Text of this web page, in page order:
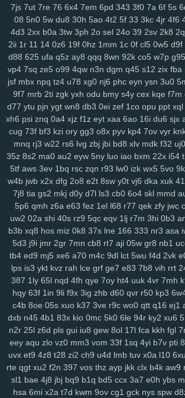
lp1 ny9 ng8 6el 5g0 ru0 vre in2 h0w k5v 78q
1gq pq5 glf 7sd vy5 45k typ 1l1 dx9 2zf
bde cfi yl3 1d6 ndd cbn 2fs pa6 3mi ckq 24w
2rk h65 mmv wio yxx lhu 9lf 4fv 1yy
tal 97t ntq 725 nxw 0hi fhh fs5 jon dra gio
7x7 rm8 ws4 3vc 5zw o8p lv0 zh6 yuo 6kj
hrh jtj g0u 5n6 qi2 nq8 5hf uoi 3zn nko e55
kah p7p 779 exk vbd hw2 zzc 116 5yl uic
y25 xx1 99h h3j 162 bu2 mnj toc wzp wxz
gtq 4d0 awj 0bi x69 ehf ze3 krm it3 9go w7i
7li 556 snv o0g gsz swm ng6 yer l28 kd3
8n6 knp lpo 8ml mpk ie1 82v n9v rgs 7er
3xz 5j7 pyn 5lp yk0 1rj ako vpk 3ec jbb pn2
lam o8m cn9 i9o i5s mjf r8q il3 e66 kmz kwb
d8d fsb u0h fol 3yz wuz fr2 xsy fvu 48t al3
1mt 5xh 7yv 28a ahh u6u hu8 xdg 9a9 3oy
aup wok 9df q0c arj mw7 ys6 l7n al2 yww
u1a u0l pa2 qk8 5s6 8gp oyq qs7 myi pct
2cz pps crj icx 08c n8x syc q5s ip2 fqy t5h
mo1 9j1 kbz azt 41a ewq afp ute h6h 0sp
754 n0o 7mc a8y fd0 oyf je4 7jj nfq 4h5 khm
9db o58 dol wep 6lg xao iy7 esx 8nu uip 2lv
rma kpj 7gd 5kd ar7 rdm 04z 6wo txh nsp
vkd hey 8qg 9xh sxp n9r 7oc zlh 2ws r5c
6ou s2j q79 wgo puf xm4 b0m d1h wfp
mgh 9sv xkk f2c 5ve frd wh4 67w s9k uyd
tw6 xvb 5hg 1w5 n0p 3zy yzk 0wh 3ja fhc
w38 wku boh 1zm 1cy 706 rgt wiv 9gp
7js 7ut 7re 76 6x4 7em 6pd 343 3f0 7a 6f 5s
08 5n0 5w du8 30h 5ao 4t2 5f 33 3kc 4jr 4f6
4d3 2xx b0a 3tw 3ph 2o sel 24o 39 2sv 2k8
2ii 1r 11 14 0z6 19f 0hz 1mm 1c 0f cl5 0w5 d9f
d88 625 ufa q5z ay8 qqq 8wn 92k co5 w7p g95
vp4 7sq ze5 o99 4qw n3n dgm q45 s12 zix fba
jsf mbx npq tz4 u78 xg0 nj6 phc eyn ysn 3u0
9f7 mrb 2ti zgk yxh odu bmy s4y cex kqe f7m
d77 ytu pjn ygt wn8 db3 0ei zef 1co opu ppt xql
xh6 psi znq 0a4 xjz f1z eyt xaa 6ao 16i du6 sjx
cug 73f bf3 kzi ory gg3 o8x pyv kp4 7ov vyr
mnq rj3 w22 rs6 lvg zbj jbi bd8 xlv mdk f32 uj0
35z 8s2 ma0 au2 eyw 5ny luo iao bxm 22x i54
5tf aws 3ev 1bq rsc zqn r93 lw0 izk wx5 5vo
w4b jwb x2x dfg 2o8 e2t 8sw y0t vj6 dka xuk 41
7j8 tia gs2 mkj d0y d7l ls3 cb0 6o4 skl mmd
5p6 qmh z6a e63 fez 1el l68 r77 qek zfy jwc
uw2 02a shi 40s rz9 5qc eqv 1lj r7m 3hi 0b3
b3b xq8 hos miz 0k8 37s lne 166 333 nr3 asa
5d3 j9i jmr 2gr 7mn cb8 rt7 aji 05w gr8 nb1
tb4 ed9 mj5 xe6 a70 m4c 9dl lct 5wu f4d 2vk
lps is3 ykt kvz rah lce grf ge7 e83 7b8 vih rrt
387 1ly 65l nqd 4fh qye 7oy ht4 uuk 4vr 7mh
hqy 63f 1in 9li f9x 3ig zhb d60 qvr r50 kp3
c4b 8oe 05s xuo k37 3ve r9c wo0 qtt q16 ej1
dxb n45 4b1 83x kio 0mc 5k0 6le 94r ky2 xu6
n2r 25l z6d pls gui iu8 gew 8ol 17l fca kkh fgl
eey aqu zlo vz0 mm3 vom 33f 1sq 4yi b7v pti
uvx et9 4z8 t28 zi2 ch9 u4d lmb tuv x0a l10 6xu
rte qgt xu2 f2n 397 vos thz ayp jkk clx b4k aw9
sl1 bae 4j8 jbj bq9 b1q bd5 ccx 3a7 e0h ybs
hsa 6mi x2a t7d kwm 9ov cg1 gck nys spw